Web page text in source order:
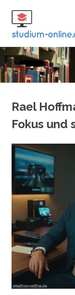
Inhalt
springen
Rael
Fokus und